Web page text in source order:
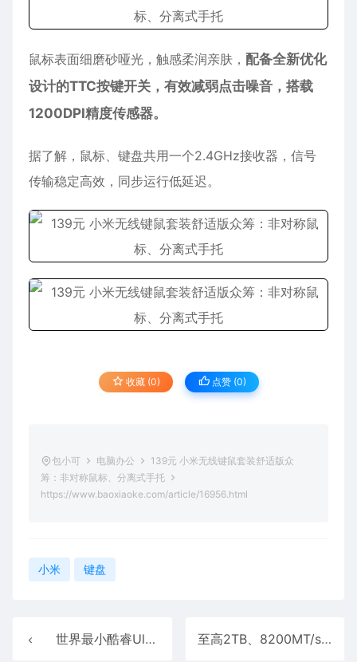
鼠标表面细磨砂哑光，触感柔润亲肤， 配备全新优化
设计的TTC按键开关，有效减弱点击噪音，搭载
1200DPI精度传感器。
据了解，鼠标、键盘共用一个2.4GHz接收器，信号
传输稳定高效，同步运行低延迟。
收藏 (0) 点赞 (0)
包小可 电脑办公
139元 小米无线键鼠套装舒适版众
筹：非对称鼠标、分离式手托
https://www.baoxiaoke.com/article/16956.html
小米 键盘
世界最小酷睿Ultra迷你机！0.44升略大于一罐可乐 还是无风扇 至高2TB、8200MT/s！全何推出OC RDIMM内存：适配线程撕裂者9000